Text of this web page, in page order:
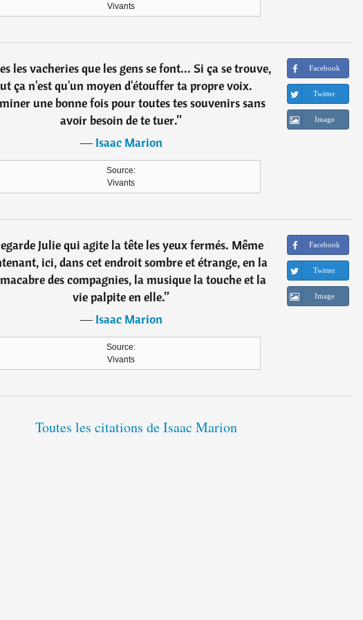
Vivants
les vacheries que les gens se font... Si ça se trouve,
ça n'est qu'un moyen d'étouffer ta propre voix.
une bonne fois pour toutes tes souvenirs sans
avoir besoin de te tuer.”
―Isaac Marion
Source:
Vivants
Facebook
Twitter
Image
Julie qui agite la tête les yeux fermés. Même
ici, dans cet endroit sombre et étrange, en la
des compagnies, la musique la touche et la
vie palpite en elle.”
―Isaac Marion
Source:
Vivants
Facebook
Twitter
Image
Toutes les citations de Isaac Marion